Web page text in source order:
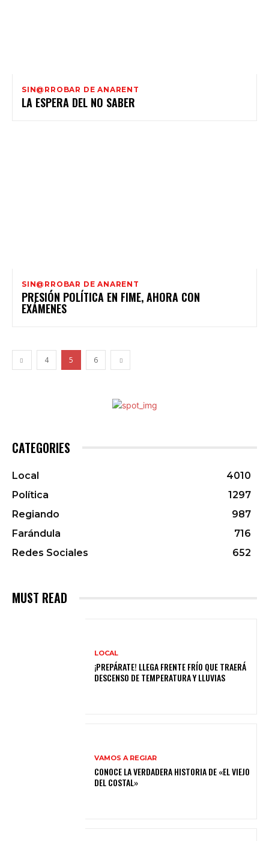
SIN@RROBAR DE ANARENT
LA ESPERA DEL NO SABER
SIN@RROBAR DE ANARENT
PRESIÓN POLÍTICA EN FIME, AHORA CON
EXÁMENES
4 5 6
CATEGORIES
Local
4010
Política
1297
Regiando
987
Farándula
716
Redes Sociales
652
MUST READ
LOCAL
¡PREPÁRATE! LLEGA FRENTE FRÍO QUE TRAERÁ
DESCENSO DE TEMPERATURA Y LLUVIAS
VAMOS A REGIAR
CONOCE LA VERDADERA HISTORIA DE «EL VIEJO
DEL COSTAL»